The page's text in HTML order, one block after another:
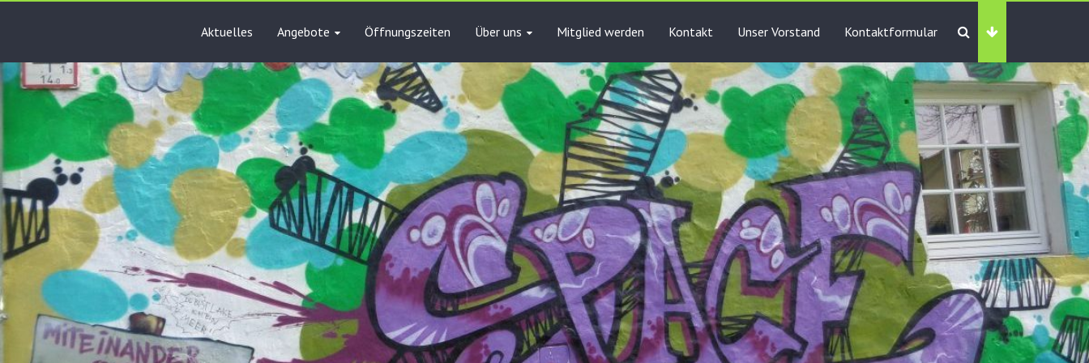
Aktuelles Angebote Öffnungszeiten Über uns Mitglied werden Kontakt Unser Vorstand Kontaktformular